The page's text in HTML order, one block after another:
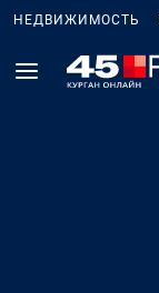
НЕДВИЖИМОСТЬ